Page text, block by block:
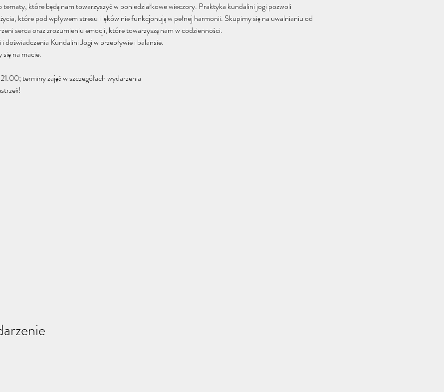
które będą nam towarzyszyć w poniedziałkowe wieczory. Praktyka kundalini jogi pozwoli
które pod wpływem stresu i lęków nie funkcjonują w pełnej harmonii. Skupimy się na uwalnianiu od
serca oraz zrozumieniu emocji, które towarzyszą nam w codzienności.
Kundalini Jogi w przepływie i balansie.
na macie.
terminy zajęć w szczegółach wydarzenia